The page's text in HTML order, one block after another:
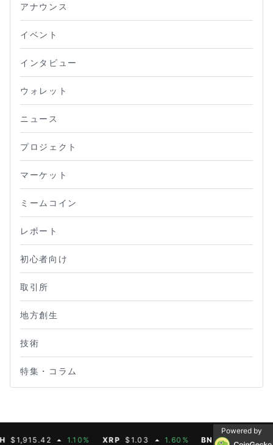
アナウンス
イベント
インタビュー
ウォレット
ニュース
プロジェクト
マーケット
ミームコイン
レポート
初心者向け
取引所
地方創生
技術
特集・コラム
1.10% XRP $1.03 1.60% BNB $592.88
Powered by